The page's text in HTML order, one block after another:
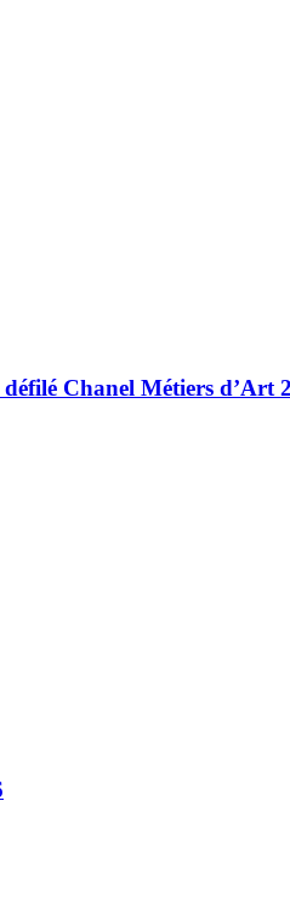
Chanel Métiers d’Art